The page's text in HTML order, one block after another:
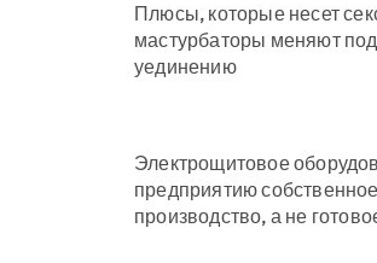
Плюсы, которые несет
мастурбаторы меняют
уединению
Электрощитовое
предприятию собственное
производство, а не